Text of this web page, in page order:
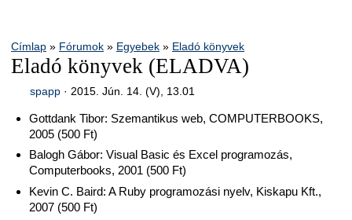
Címlap » Fórumok » Egyebek » Eladó könyvek
Eladó könyvek (ELADVA)
spapp· 2015. Jún. 14. (V), 13.01
Gottdank Tibor: Szemantikus web, COMPUTERBOOKS,
2005 (500 Ft)
Balogh Gábor: Visual Basic és Excel programozás,
Computerbooks, 2001 (500 Ft)
Kevin C. Baird: A Ruby programozási nyelv, Kiskapu Kft.,
2007 (500 Ft)